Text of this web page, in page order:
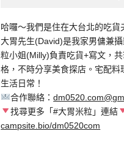
哈囉～我們是住在大台北的吃貨
大胃先生(David)是我家男傭兼
粒小姐(Milly)負責吃貨+寫文，
格，不時分享美食探店。宅配料
生活日常！
合作聯絡：
找尋更多「#大胃米粒」連結
campsite.bio/dm0520com